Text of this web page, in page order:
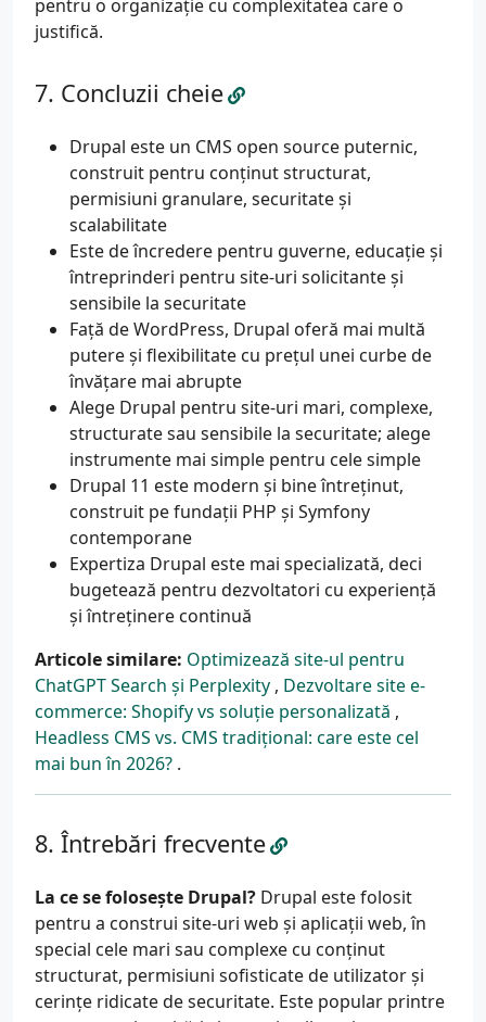
pentru o organizație cu complexitatea care o
justifică.
Concluzii cheie
Drupal este un CMS open source puternic,
construit pentru conținut structurat,
permisiuni granulare, securitate și
scalabilitate
Este de încredere pentru guverne, educație și
întreprinderi pentru site-uri solicitante și
sensibile la securitate
Față de WordPress, Drupal oferă mai multă
putere și flexibilitate cu prețul unei curbe de
învățare mai abrupte
Alege Drupal pentru site-uri mari, complexe,
structurate sau sensibile la securitate; alege
instrumente mai simple pentru cele simple
Drupal 11 este modern și bine întreținut,
construit pe fundații PHP și Symfony
contemporane
Expertiza Drupal este mai specializată, deci
bugetează pentru dezvoltatori cu experiență
și întreținere continuă
Articole similare: Optimizează site-ul pentru
ChatGPT Search și Perplexity , Dezvoltare site e-
commerce: Shopify vs soluție personalizată ,
Headless CMS vs. CMS tradițional: care este cel
mai bun în 2026? .
Întrebări frecvente
La ce se folosește Drupal? Drupal este folosit
pentru a construi site-uri web și aplicații web, în
special cele mari sau complexe cu conținut
structurat, permisiuni sofisticate de utilizator și
cerințe ridicate de securitate. Este popular printre